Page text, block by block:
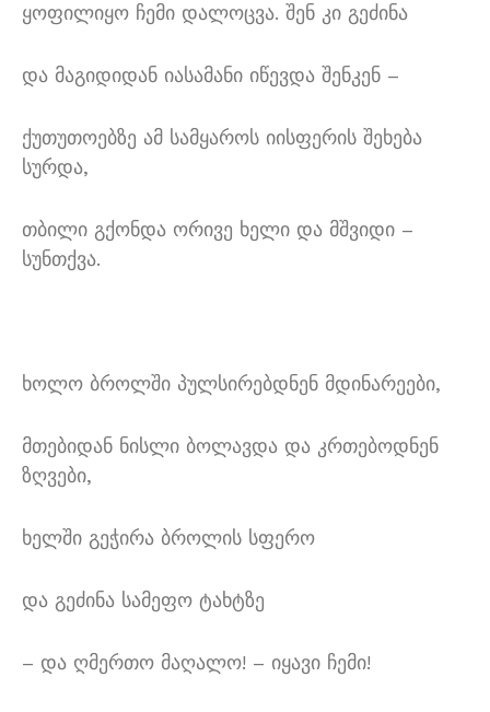
ყოფილიყო ჩემი დალოცვა. შენ კი გეძინა
და მაგიდიდან იასამანი იწევდა შენკენ –
ქუთუთოებზე ამ სამყაროს იისფერის შეხება
სურდა,
თბილი გქონდა ორივე ხელი და მშვიდი –
სუნთქვა.
ხოლო ბროლში პულსირებდნენ მდინარეები,
მთებიდან ნისლი ბოლავდა და კრთებოდნენ
ზღვები,
ხელში გეჭირა ბროლის სფერო
და გეძინა სამეფო ტახტზე
– და ღმერთო მაღალო! – იყავი ჩემი!